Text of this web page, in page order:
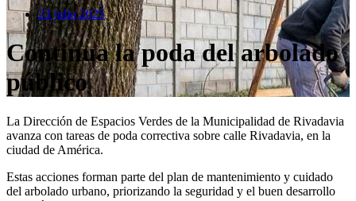
23 julio 2025
Continua la poda del arbolado
público
La Dirección de Espacios Verdes de la Municipalidad de Rivadavia
avanza con tareas de poda correctiva sobre calle Rivadavia, en la
ciudad de América.
Estas acciones forman parte del plan de mantenimiento y cuidado
del arbolado urbano, priorizando la seguridad y el buen desarrollo